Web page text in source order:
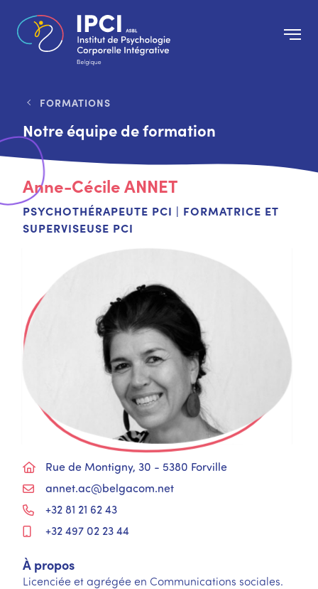
Notre équipe de formation
FORMATIONS
Anne-CécileANNET
PSYCHOTHÉRAPEUTE PCI | FORMATRICE ET
SUPERVISEUSE PCI
À propos
Licenciée et agrégée en Communications sociales.
Rue de Montigny, 30 - 5380 Forville
annet.ac@belgacom.net
+32 81 21 62 43
+32 497 02 23 44